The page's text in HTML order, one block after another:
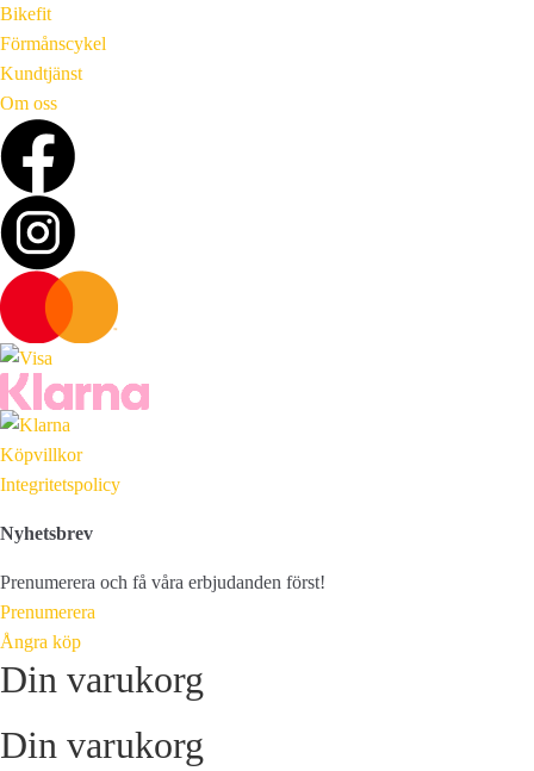
Bikefit
Förmånscykel
Kundtjänst
Om oss
Köpvillkor
Integritetspolicy
Nyhetsbrev
Prenumerera och få våra erbjudanden först!
Prenumerera
Ångra köp
Din varukorg
Din varukorg